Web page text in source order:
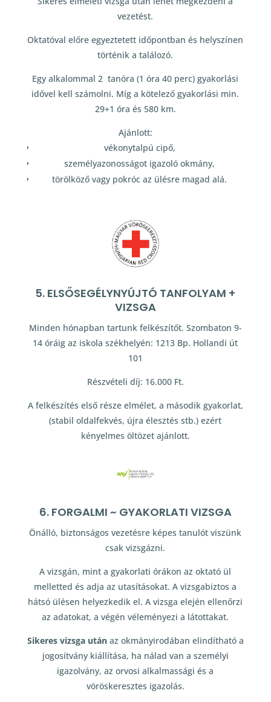
vezetést.
Oktatóval előre egyeztetett időpontban és helyszínen
történik a találozó.
Egy alkalommal 2 tanóra (1 óra 40 perc) gyakorlási
idővel kell számolni. Míg a kötelező gyakorlási min.
29+1 óra és 580 km.
Ajánlott:
vékonytalpú cipő,
személyazonosságot igazoló okmány,
törölköző vagy pokróc az ülésre magad alá.
5. ELSŐSEGÉLYNYÚJTÓ TANFOLYAM +
VIZSGA
Minden hónapban tartunk felkészítőt. Szombaton 9-
14 óráig az iskola székhelyén: 1213 Bp. Hollandi út
101
Részvételi díj: 16.000 Ft.
A felkészítés első része elmélet, a második gyakorlat,
(stabil oldalfekvés, újra élesztés stb.) ezért
kényelmes öltözet ajánlott.
6. FORGALMI ~ GYAKORLATI VIZSGA
Önálló, biztonságos vezetésre képes tanulót viszünk
csak vizsgázni.
A vizsgán, mint a gyakorlati órákon az oktató ül
melletted és adja az utasításokat. A vizsgabiztos a
hátsó ülésen helyezkedik el. A vizsga elején ellenőrzi
az adatokat, a végén véleményezi a látottakat.
Sikeres vizsga utánaz okmányirodában elindítható a
jogosítvány kiállítása, ha nálad van a személyi
igazolvány, az orvosi alkalmassági és a
vöröskeresztes igazolás.